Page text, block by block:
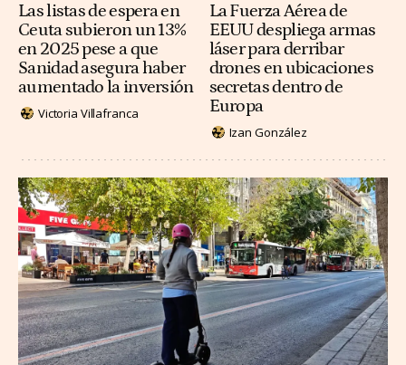
Las listas de espera en
Ceuta subieron un 13%
en 2025 pese a que
Sanidad asegura haber
aumentado la inversión
Victoria Villafranca
La Fuerza Aérea de
EEUU despliega armas
láser para derribar
drones en ubicaciones
secretas dentro de
Europa
Izan González